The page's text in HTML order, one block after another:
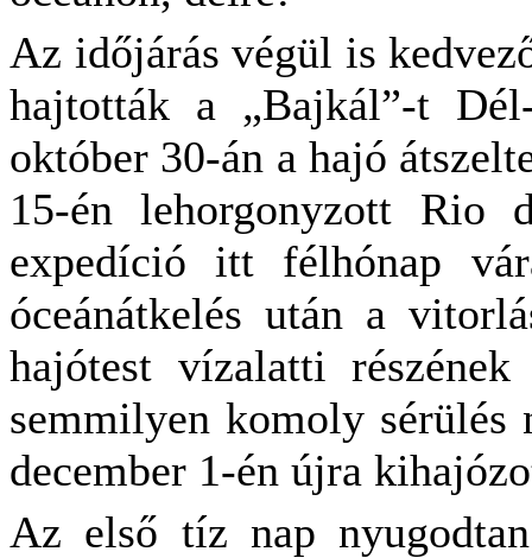
Az időjárás végül is
hajtották a „Bajkál”-t
október 30-án a hajó
15-én lehorgonyzott Rio
expedíció itt félhónap
óceánátkelés után a
hajótest vízalatti részének
semmilyen komoly
december 1-én újra
Az első tíz nap